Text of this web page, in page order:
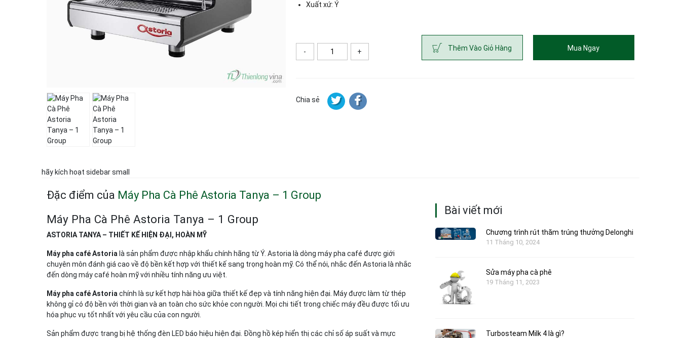
Xuất xứ: Ý
- + Thêm Vào Giỏ Hàng Mua Ngay
Chia sẻ
hãy kích hoạt sidebar small
Đặc điểm của Máy Pha Cà Phê Astoria Tanya – 1 Group
Máy Pha Cà Phê Astoria Tanya – 1 Group
ASTORIA TANYA – THIẾT KẾ HIỆN ĐẠI, HOÀN MỸ
Máy pha café Astoria là sản phẩm được nhập khẩu chính hãng từ Ý. Astoria là dòng máy pha café được giới
chuyên môn đánh giá cao về độ bền kết hợp với thiết kế sang trọng hoàn mỹ. Có thể nói, nhắc đến Astoria là nhắc
đến dòng máy café hoàn mỹ với nhiều tính năng ưu việt.
Máy pha café Astoria chính là sự kết hợp hài hòa giữa thiết kế đẹp và tính năng hiện đại. Máy được làm từ thép
không gỉ có độ bền với thời gian và an toàn cho sức khỏe con người. Mọi chi tiết trong chiếc máy đều được tối ưu
hóa phục vụ tốt nhất với yêu cầu của con người.
Sản phẩm được trang bị hệ thống đèn LED báo hiệu hiện đại. Đồng hồ kép hiển thị các chỉ số áp suất và mực
Bài viết mới
Chương trình rút thăm trúng thưởng Delonghi
11 Tháng 10, 2024
Sửa máy pha cà phê
19 Tháng 11, 2023
Turbosteam Milk 4 là gì?